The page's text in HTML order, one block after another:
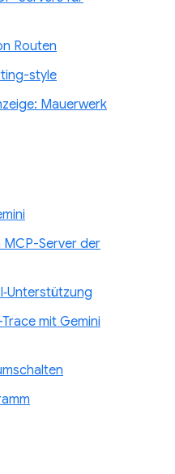
Routen
style
Mauerwerk
Server der
mit Gemini